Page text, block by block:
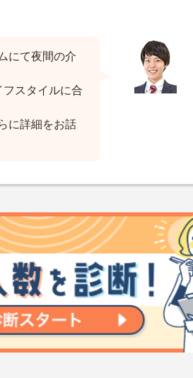
にて夜間の介
スタイルに合
に詳細をお話